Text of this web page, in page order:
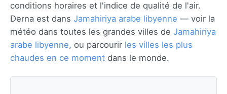
conditions horaires et l'indice de qualité de l'air.
Derna est dans Jamahiriya arabe libyenne — voir la
météo dans toutes les grandes villes de Jamahiriya
arabe libyenne, ou parcourir les villes les plus
chaudes en ce moment dans le monde.